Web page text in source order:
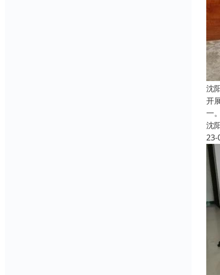
沈
开
一
沈
23-